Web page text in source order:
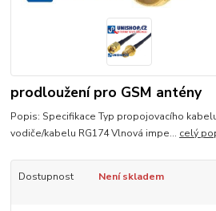
prodloužení pro GSM antény
Popis: Specifikace Typ propojovacího
vodiče/kabelu RG174 Vlnová impe... celý
Dostupnost Není skladem